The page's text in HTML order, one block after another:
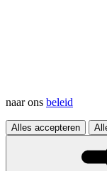
naar ons beleid
Alles accepteren